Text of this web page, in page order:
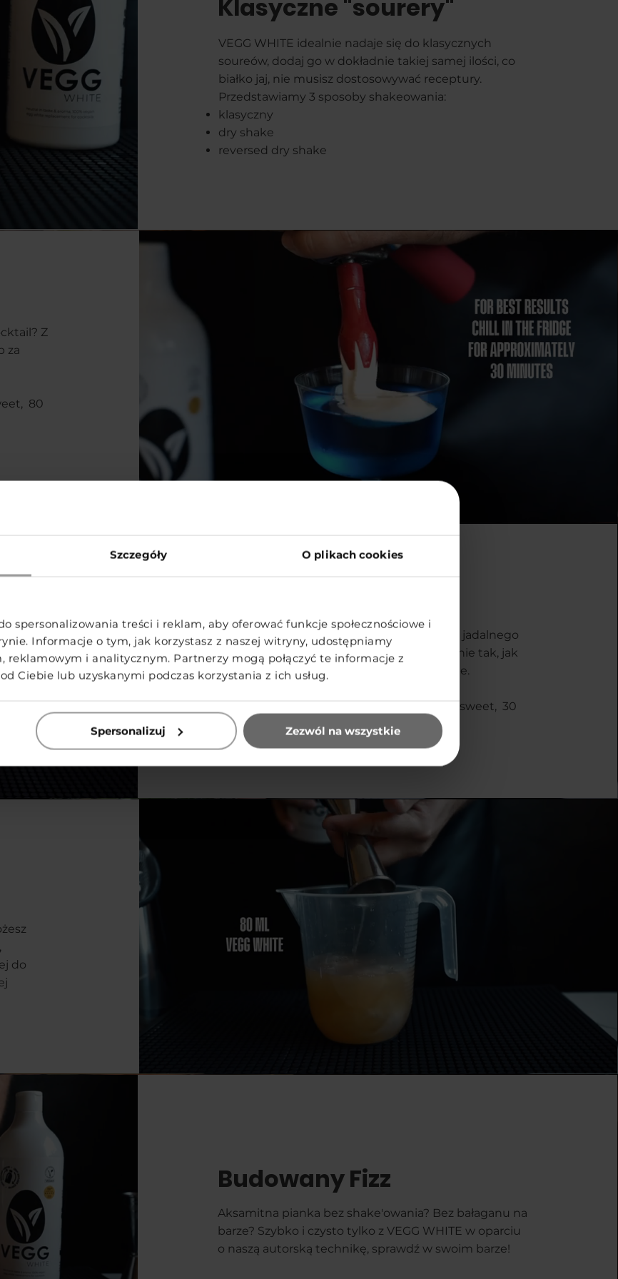
Szczegóły O plikach cookies
spersonalizowania treści i reklam, aby oferować funkcje społecznościowe i
Informacje o tym, jak korzystasz z naszej witryny, udostępniamy
reklamowym i analitycznym. Partnerzy mogą połączyć te informacje z
Ciebie lub uzyskanymi podczas korzystania z ich usług.
Spersonalizuj Zezwól na wszystkie
Klasyczne "sourery"
VEGG WHITE idealnie nadaje się do klasycznych
soureów, dodaj go w dokładnie takiej samej ilości, co
białko jaj, nie musisz dostosowywać receptury.
Przedstawiamy 3 sposoby shakeowania:
klasyczny
dry shake
reversed dry shake
Z
za
80
Zaskocz swoich gości wyjątkową strukturą jadalnego
powietrza, które smakować będzie dokładnie tak, jak
tego chcesz, dzięki VEGG WHITE oczywiście.
Przykładowa receptura: 50 ml sour, 100 ml sweet, 30
ml VEGG WHITE
do
Budowany Fizz
Aksamitna pianka bez shake'owania? Bez bałaganu na
barze? Szybko i czysto tylko z VEGG WHITE w oparciu
o naszą autorską technikę, sprawdź w swoim barze!